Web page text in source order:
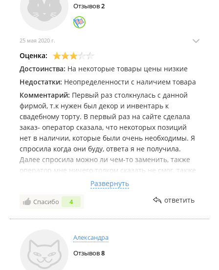
Отзывов2
25 мая 2020 г.
Оценка:
Достоинства: На некоторые товары цены низкие
Недостатки: Неопределенности с наличием товара
Комментарий: Первый раз столкнулась с данной
фирмой, т.к нужен был декор и инвентарь к
свадебному торту. В первый раз на сайте сделала
заказ- оператор сказала, что некоторых позиций
нет в наличии, которые были очень необходимы. Я
спросила когда они буду, ответа я не получила.
Далее спросила можно ли чем-то заменить, также
оператор мне ничего толком сказать не смог, также
спросила может где-то у вас не на складе, а в
магазине это есть, также оператор мне не смог
ничего вразумительного сказать, в итоге я
их найти не смогла, я решила через несколько дней
еще раз зайти на сайт и посмотреть еще раз. То,
что мне было нужно сайт показал- в наличии. Я
решила попробовать заказать снова. Позиции у
Развернуть
Спасибо 4 ответить
Александра
Отзывов8